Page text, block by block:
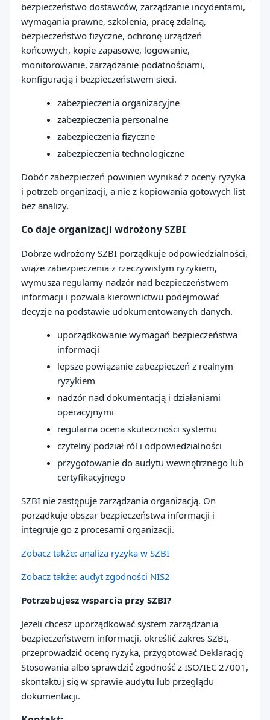
bezpieczeństwo dostawców, zarządzanie incydentami,
wymagania prawne, szkolenia, pracę zdalną,
bezpieczeństwo fizyczne, ochronę urządzeń
końcowych, kopie zapasowe, logowanie,
monitorowanie, zarządzanie podatnościami,
konfiguracją i bezpieczeństwem sieci.
zabezpieczenia organizacyjne
zabezpieczenia personalne
zabezpieczenia fizyczne
zabezpieczenia technologiczne
Dobór zabezpieczeń powinien wynikać z oceny ryzyka
i potrzeb organizacji, a nie z kopiowania gotowych list
bez analizy.
Co daje organizacji wdrożony SZBI
Dobrze wdrożony SZBI porządkuje odpowiedzialności,
wiąże zabezpieczenia z rzeczywistym ryzykiem,
wymusza regularny nadzór nad bezpieczeństwem
informacji i pozwala kierownictwu podejmować
decyzje na podstawie udokumentowanych danych.
uporządkowanie wymagań bezpieczeństwa
informacji
lepsze powiązanie zabezpieczeń z realnym
ryzykiem
nadzór nad dokumentacją i działaniami
operacyjnymi
regularna ocena skuteczności systemu
czytelny podział ról i odpowiedzialności
przygotowanie do audytu wewnętrznego lub
certyfikacyjnego
SZBI nie zastępuje zarządzania organizacją. On
porządkuje obszar bezpieczeństwa informacji i
integruje go z procesami organizacji.
Zobacz także: analiza ryzyka w SZBI
Zobacz także: audyt zgodności NIS2
Potrzebujesz wsparcia przy SZBI?
Jeżeli chcesz uporządkować system zarządzania
bezpieczeństwem informacji, określić zakres SZBI,
przeprowadzić ocenę ryzyka, przygotować Deklarację
Stosowania albo sprawdzić zgodność z ISO/IEC 27001,
skontaktuj się w sprawie audytu lub przeglądu
dokumentacji.